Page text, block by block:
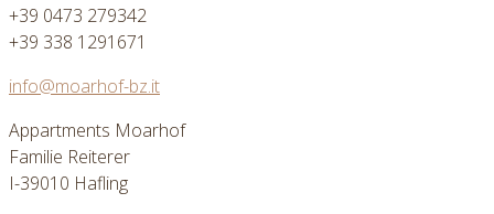
+39 0473 279342
+39 338 1291671
info@moarhof-bz.it
Appartments Moarhof
Familie Reiterer
I-39010 Hafling